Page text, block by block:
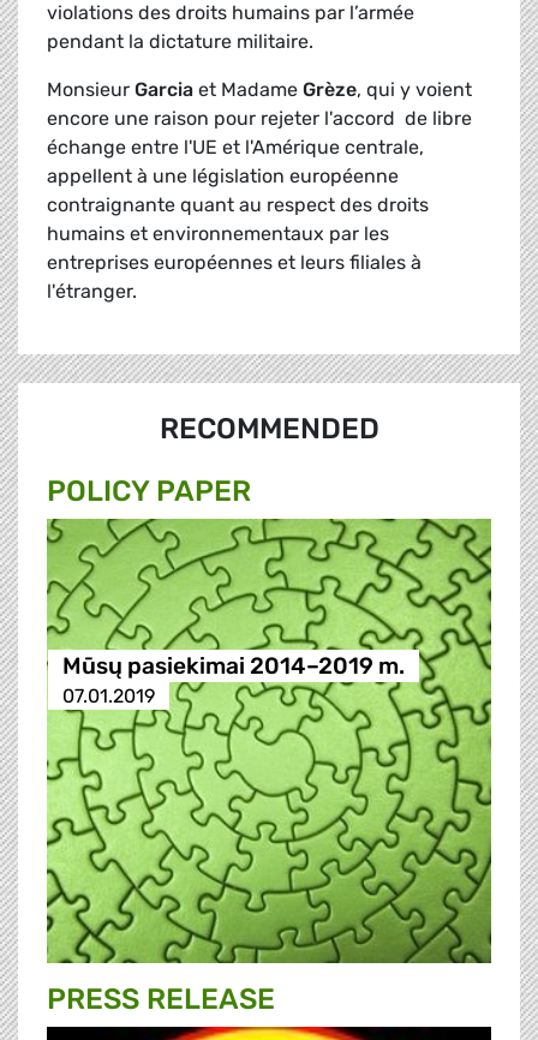
violations des droits humains par l’armée
pendant la dictature militaire.
Monsieur Garcia et Madame Grèze, qui y voient
encore une raison pour rejeter l'accord de libre
échange entre l'UE et l'Amérique centrale,
appellent à une législation européenne
contraignante quant au respect des droits
humains et environnementaux par les
entreprises européennes et leurs filiales à
l'étranger.
RECOMMENDED
POLICY PAPER
Mūsų pasiekimai 2014–2019 m.
07.01.2019
PRESS RELEASE